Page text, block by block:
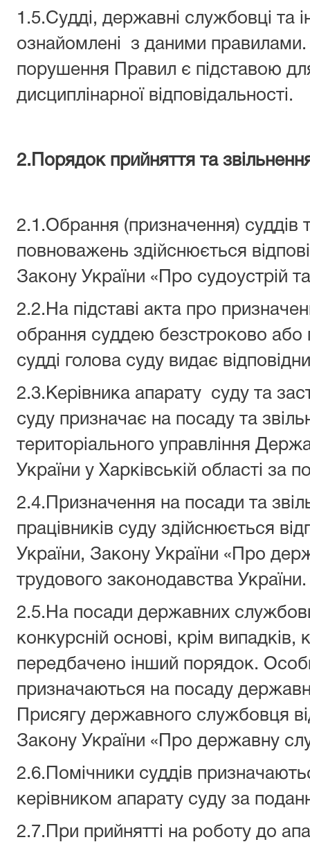
1.5.Судді, державні службовці та
ознайомлені з даними
порушення Правил є підставою
дисциплінарної відповідальності.
2.Порядок прийняття та
2.1.Обрання (призначення) суддів
повноважень здійснюється
Закону України «Про судоустрій
2.2.На підставі акта про
обрання суддею безстроково
судді голова суду видає
2.3.Керівника апарату суду та
суду призначає на посаду та
територіального управління
України у Харківській області за
2.4.Призначення на посади та
працівників суду здійснюється
України, Закону України «Про
трудового законодавства України.
2.5.На посади державних
конкурсній основі, крім випадків,
передбачено інший порядок.
призначаються на посаду
Присягу державного службовця
Закону України «Про державну
2.6.Помічники суддів
керівником апарату суду за
2.7.При прийнятті на роботу до